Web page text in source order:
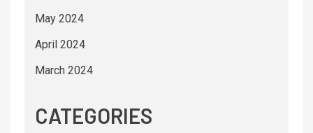
May 2024
April 2024
March 2024
CATEGORIES